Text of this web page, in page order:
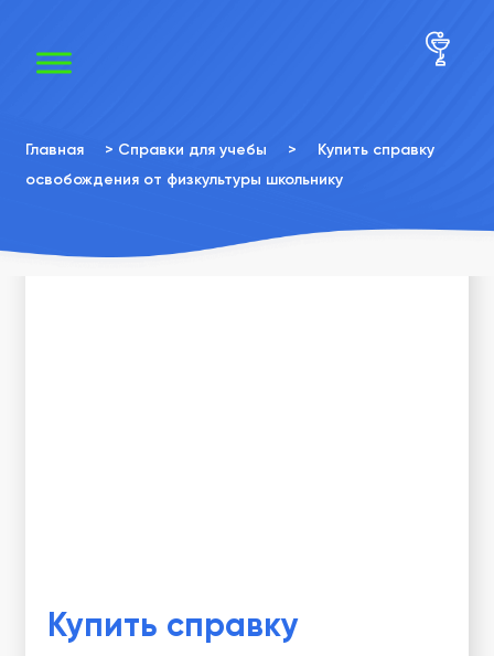
Главная > Справки для учебы >
Купить справку
освобождения от физкультуры школьнику
Купить справку